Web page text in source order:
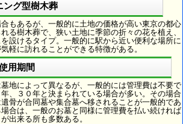
ング型樹木葬
もあるが、一般的に土地の価格が高い東京の都心
る樹木葬で、狭い土地に季節の折々の花を植え、
設けるタイプ。一般的に駅から近い便利な場所に
軽に訪れることができる特徴がある。
用期間
地によって異なるが、一般的には管理費は不要で
、３０年と決まられている場合が多い。その場合
骨が合同墓や集合墓へ移されることが一般的であ
合は、一般のお墓と同様に管理費を払い続ければ
出来る所も多数ある。